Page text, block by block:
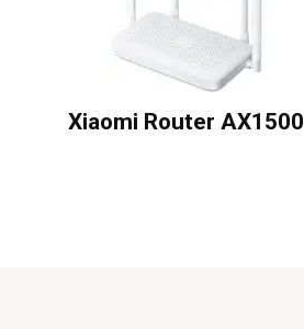
Xiaomi Router AX1500